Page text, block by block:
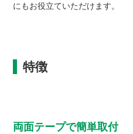
にもお役立ていただけます。
特徴
両面テープで簡単取付